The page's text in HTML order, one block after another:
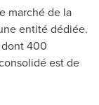
marché de la
entité dédiée.
400
est de